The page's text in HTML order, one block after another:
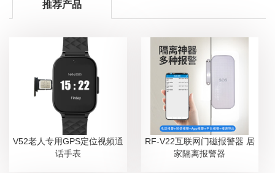
推荐产品
V52老人专用GPS定位视频通
话手表
RF-V22互联网门磁报警器 居
家隔离报警器